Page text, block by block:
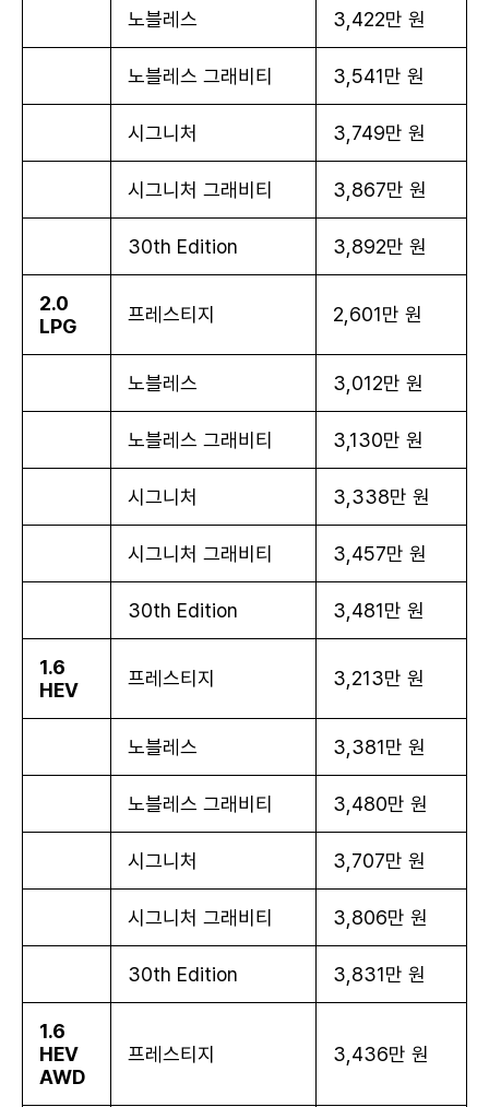
노블레스 3,422만 원
노블레스 그래비티 3,541만 원
시그니처 3,749만 원
시그니처 그래비티 3,867만 원
30th Edition 3,892만 원
2.0
LPG
프레스티지 2,601만 원
노블레스 3,012만 원
노블레스 그래비티 3,130만 원
시그니처 3,338만 원
시그니처 그래비티 3,457만 원
30th Edition 3,481만 원
1.6
HEV
프레스티지 3,213만 원
노블레스 3,381만 원
노블레스 그래비티 3,480만 원
시그니처 3,707만 원
시그니처 그래비티 3,806만 원
30th Edition 3,831만 원
1.6
HEV
AWD
프레스티지 3,436만 원